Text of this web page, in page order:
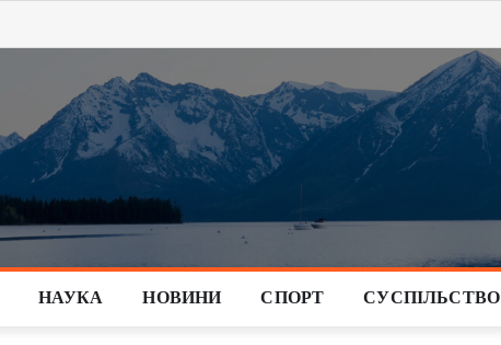
НАУКА НОВИНИ СПОРТ СУСПІЛЬСТВО